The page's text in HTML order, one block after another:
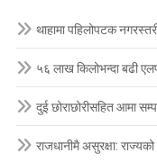
थाहामा पहिलोपटक
५६ लाख किलोभन्दा बढी
दुई छोराछोरीसहित आमा
राजधानीमै असुरक्षा: